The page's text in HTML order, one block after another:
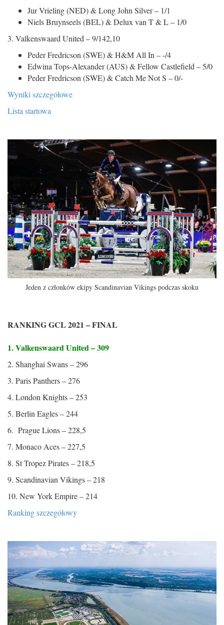
Jur Vrieling (NED) & Long John Silver – 1/1
Niels Bruynseels (BEL) & Delux van T & L – 1/0
3. Valkenswaard United – 9/142,10
Peder Fredricson (SWE) & H&M All In – -/4
Edwina Tops-Alexander (AUS) & Fellow Castlefield – 5/0
Peder Fredricson (SWE) & Catch Me Not S – 0/-
Wyniki szczegółowe
Lista startowa
Jeden z członków ekipy Scandinavian Vikings podczas skoku
RANKING GCL 2021 – FINAL
1. Valkenswaard United – 309
2. Shanghai Swans – 296
3. Paris Panthers – 276
4. London Knights – 253
5. Berlin Eagles – 244
6. Prague Lions – 228,5
7. Monaco Aces – 227,5
8. St Tropez Pirates – 218,5
9. Scandinavian Vikings – 218
10. New York Empire – 214
Ranking szczegółowy